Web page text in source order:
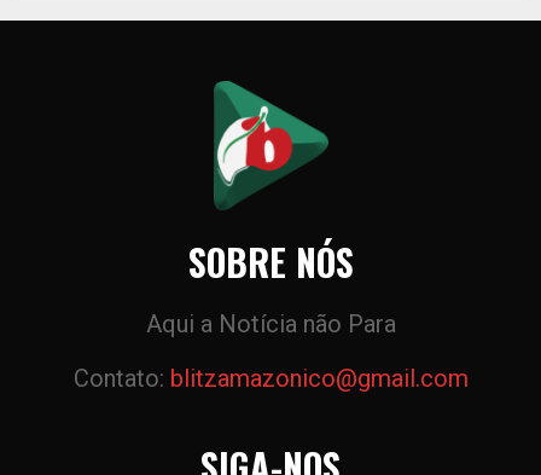
SOBRE NÓS
Aqui a Notícia não Para
Contato: blitzamazonico@gmail.com